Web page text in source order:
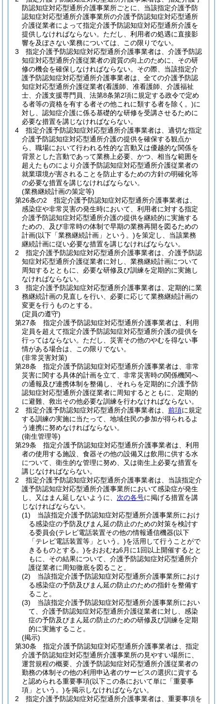
防認知症対応型通所介護事業所ごとに、当該指定介護予防
認知症対応型通所介護事業所の介護予防認知症対応型通所
介護従業者によって指定介護予防認知症対応型通所介護を
提供しなければならない。 ただし、利用者の処遇に直接影
響を及ぼさない業務については、この限りでない。
3
指定介護予防認知症対応型通所介護事業者は、介護予防認
知症対応型通所介護従業者の資質の向上のために、その研
修の機会を確保しなければならない。 その際、当該指定介
護予防認知症対応型通所介護事業者は、全ての介護予防認
知症対応型通所介護従業者(看護師、准看護師、介護福祉
士、介護支援専門員、法第8条第2項に規定する政令で定め
る者等の資格を有する者その他これに類する者を除く。)に
対し、認知症介護に係る基礎的な研修を受講させるために
必要な措置を講じなければならない。
4
指定介護予防認知症対応型通所介護事業者は、適切な指定
介護予防認知症対応型通所介護の提供を確保する観点か
ら、職場において行われる性的な言動又は優越的な関係を
背景とした言動であって業務上必要、かつ、相当な範囲を
超えたものにより介護予防認知症対応型通所介護従業者の
就業環境が害されることを防止するための方針の明確化等
の必要な措置を講じなければならない。
(業務継続計画の策定等)
第26条の2
指定介護予防認知症対応型通所介護事業者は、
感染症や非常災害の発生時において、利用者に対する指定
介護予防認知症対応型通所介護の提供を継続的に実施する
ための、及び非常時の体制で早期の業務再開を図るための
計画(以下「業務継続計画」という。)を策定し、当該業務
継続計画に従い必要な措置を講じなければならない。
2
指定介護予防認知症対応型通所介護事業者は、介護予防認
知症対応型通所介護従業者に対し、業務継続計画について
周知するとともに、必要な研修及び訓練を定期的に実施し
なければならない。
3
指定介護予防認知症対応型通所介護事業者は、定期的に業
務継続計画の見直しを行い、必要に応じて業務継続計画の
変更を行うものとする。
(定員の遵守)
第27条
指定介護予防認知症対応型通所介護事業者は、利用
定員を超えて指定介護予防認知症対応型通所介護の提供を
行ってはならない。 ただし、災害その他のやむを得ない事
情がある場合は、この限りでない。
(非常災害対策)
第28条
指定介護予防認知症対応型通所介護事業者は、非常
災害に関する具体的計画を立て、非常災害時の関係機関へ
の通報及び連携体制を整備し、それらを定期的に介護予防
認知症対応型通所介護従業者に周知するとともに、定期的
に避難、救出その他必要な訓練を行わなければならない。
2
指定介護予防認知症対応型通所介護事業者は、 前項に規定
する訓練の実施に当たって、地域住民の参加が得られるよ
う連携に努めなければならない。
(衛生管理等)
第29条
指定介護予防認知症対応型通所介護事業者は、利用
者の使用する施設、食器その他の設備又は飲用に供する水
について、衛生的な管理に努め、又は衛生上必要な措置を
講じなければならない。
2
指定介護予防認知症対応型通所介護事業者は、当該指定介
護予防認知症対応型通所介護事業所において感染症が発生
し、又はまん延しないように、 次の各号に掲げる措置を講
じなければならない。
(1)
当該指定介護予防認知症対応型通所介護事業所におけ
る感染症の予防及びまん延の防止のための対策を検討す
る委員会(テレビ電話装置その他の情報通信機器(以下
「テレビ電話装置等」という。)を活用して行うことがで
きるものとする。)をおおむね6月に1回以上開催するとと
もに、その結果について、介護予防認知症対応型通所介
護従業者に周知徹底を図ること。
(2)
当該指定介護予防認知症対応型通所介護事業所におけ
る感染症の予防及びまん延の防止のための指針を整備す
ること。
(3)
当該指定介護予防認知症対応型通所介護事業所におい
て、介護予防認知症対応型通所介護従業者に対し、感染
症の予防及びまん延の防止のための研修及び訓練を定期
的に実施すること。
(掲示)
第30条
指定介護予防認知症対応型通所介護事業者は、指定
介護予防認知症対応型通所介護事業所の見やすい場所に、
運営規程の概要、介護予防認知症対応型通所介護従業者の
勤務の体制その他の利用申込者のサービスの選択に資する
と認められる重要事項(以下この条において単に「重要事
項」という。)を掲示しなければならない。
2
指定介護予防認知症対応型通所介護事業者は、重要事項を